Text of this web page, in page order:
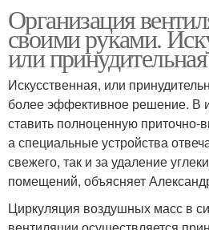
Организация
своими руками.
или
Искусственная, или
более эффективное решение. В
ставить полноценную
а специальные устройства
свежего, так и за удаление
помещений, объясняет
Циркуляция воздушных масс в